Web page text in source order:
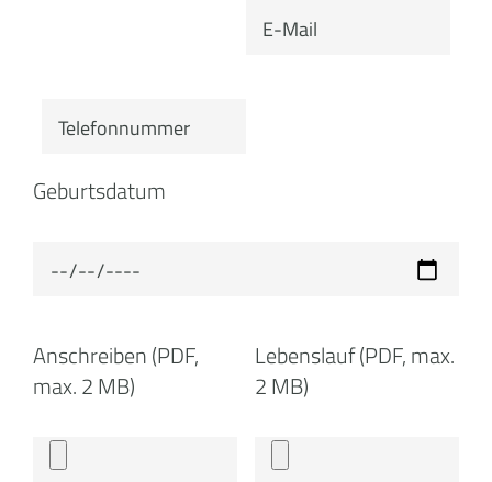
Geburtsdatum
Anschreiben (PDF,
max. 2 MB)
Lebenslauf (PDF, max.
2 MB)